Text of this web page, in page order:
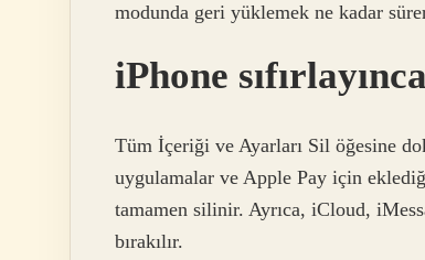
modunda geri yüklemek ne kadar
iPhone
Tüm İçeriği ve Ayarları Sil öğesine
uygulamalar ve Apple Pay için
tamamen silinir. Ayrıca, iCloud,
bırakılır.